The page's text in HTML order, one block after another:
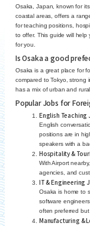
Osaka, Japan, known for
coastal areas, offers a
for teaching positions,
to offer. This guide will
for you.
Is Osaka a good
Osaka is a great place for
compared to Tokyo, strong
has a mix of urban and
Popular Jobs for
English Teaching
English
positions are in
speakers with a
Hospitality &
With Airport
agencies, and
IT & Engineering
Osaka is home to
software
often preferred
Manufacturing &